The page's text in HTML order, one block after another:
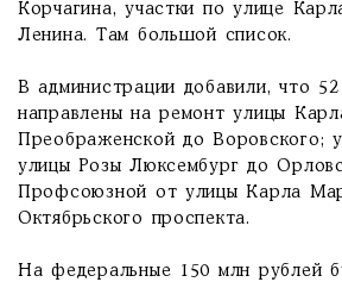
Корчагина, участки по улице
Ленина. Там большой список.
В администрации добавили, что
направлены на ремонт улицы
Преображенской до Воровского;
улицы Розы Люксембург до
Профсоюзной от улицы Карла
Октябрьского проспекта.
На федеральные 150 млн рублей